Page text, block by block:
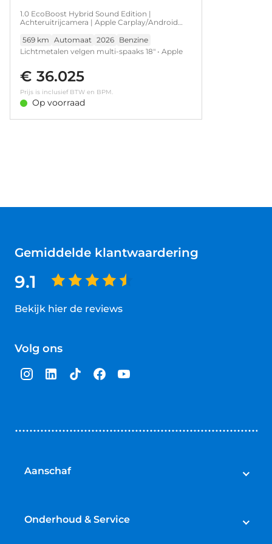
1.0 EcoBoost Hybrid Sound Edition |
Achteruitrijcamera | Apple Carplay/Android
control adaptief
569 km Automaat 2026 Benzine
Lichtmetalen velgen multi-spaaks 18" • Apple
premium • Navigatiesysteem full map •
Sportstoelen • Stuurwiel verwarmd •
Achteruitrijcamera • Cruise control adaptief •
Extra getint glas • Keyless entry • Keyless start •
LED achterlichten • LED dagrijverlichting •
€ 36.025
Prijs is inclusief BTW en BPM.
Op voorraad
Gemiddelde klantwaardering
9.1
Bekijk hier de reviews
van
sterren
Volg ons
Aanschaf
Bedrijfswagens
Onderhoud & Service